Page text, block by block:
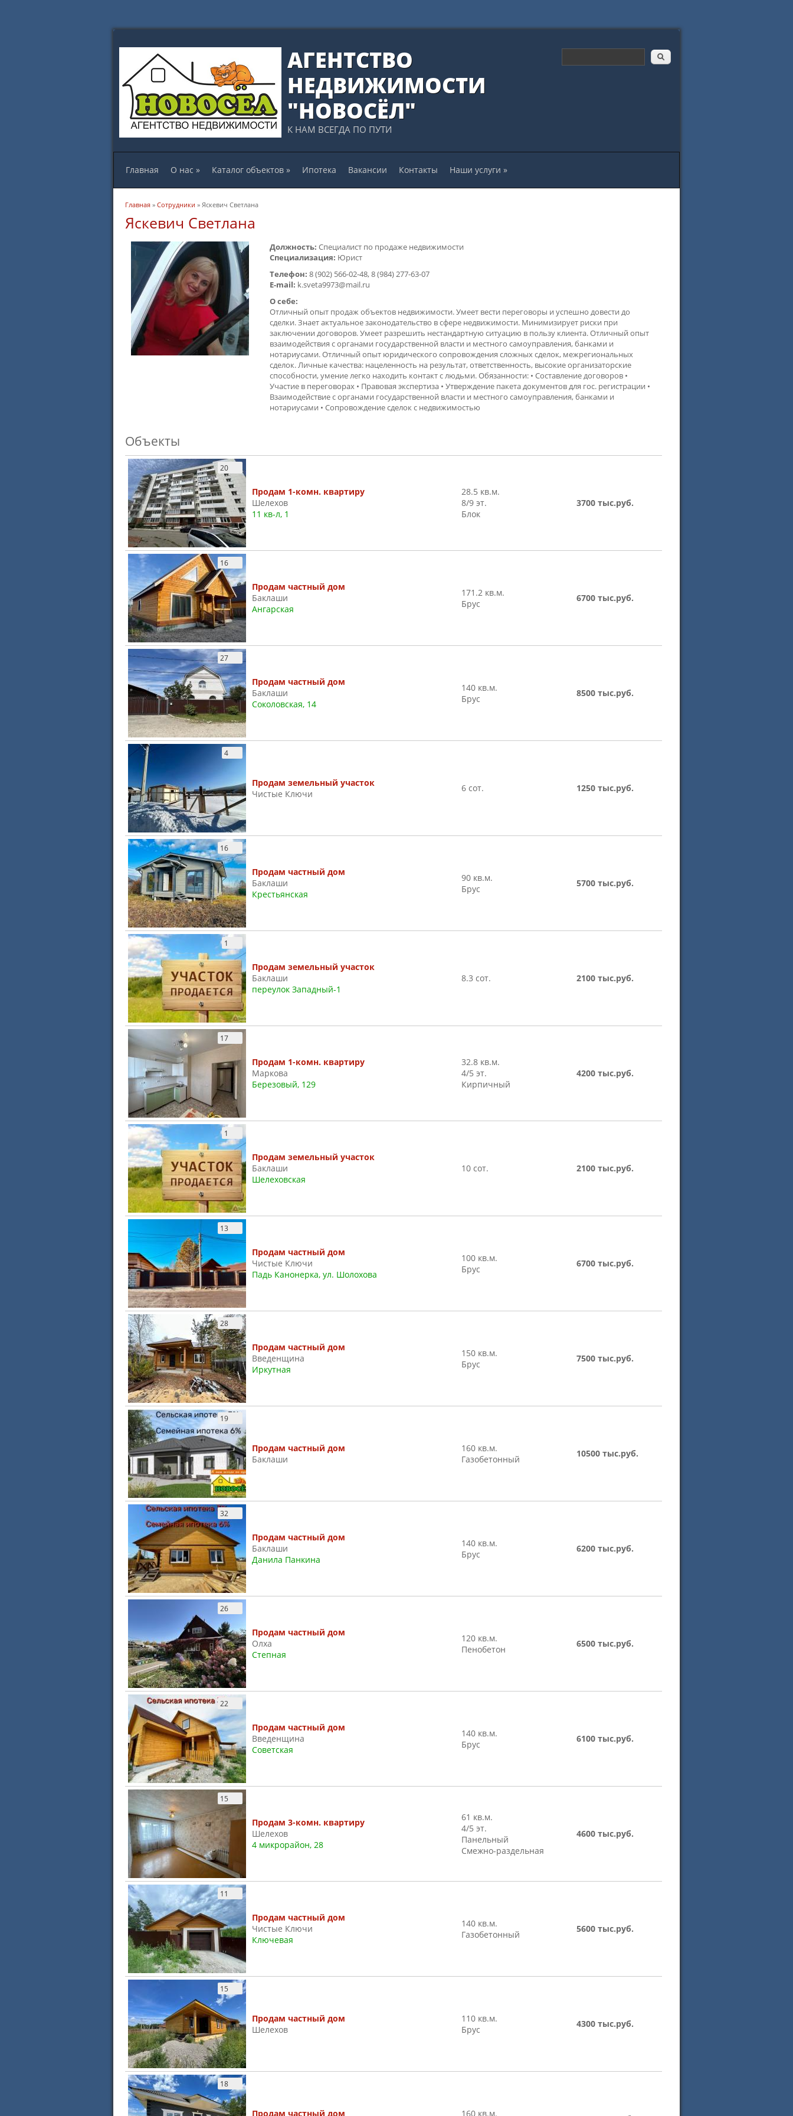
АГЕНТСТВО
НЕДВИЖИМОСТИ
"НОВОСЁЛ"
К НАМ ВСЕГДА ПО ПУТИ
Главная О нас » Каталог объектов » Ипотека Вакансии Контакты Наши услуги »
Вы здесь
Главная » Сотрудники » Яскевич Светлана
Яскевич Светлана
Должность: Специалист по продаже недвижимости
Специализация: Юрист
Телефон: 8 (902) 566-02-48, 8 (984) 277-63-07
E-mail: k.sveta9973@mail.ru
О себе:
Отличный опыт продаж объектов недвижимости. Умеет вести переговоры и успешно довести до
сделки. Знает актуальное законодательство в сфере недвижимости. Минимизирует риски при
заключении договоров. Умеет разрешить нестандартную ситуацию в пользу клиента. Отличный опыт
взаимодействия с органами государственной власти и местного самоуправления, банками и
нотариусами. Отличный опыт юридического сопровождения сложных сделок, межрегиональных
сделок. Личные качества: нацеленность на результат, ответственность, высокие организаторские
способности, умение легко находить контакт c людьми. Обязанности: • Составление договоров •
Участие в переговорах • Правовая экспертиза • Утверждение пакета документов для гос. регистрации •
Взаимодействие с органами государственной власти и местного самоуправления, банками и
нотариусами • Сопровождение сделок с недвижимостью
Объекты
20
Продам 1-комн. квартиру
Шелехов
11 кв-л, 1
28.5 кв.м.
8/9 эт.
Блок
3700 тыс.руб.
16
Продам частный дом
Баклаши
Ангарская
171.2 кв.м.
Брус
6700 тыс.руб.
27
Продам частный дом
Баклаши
Соколовская, 14
140 кв.м.
Брус
8500 тыс.руб.
4
Продам земельный участок
Чистые Ключи
6 сот. 1250 тыс.руб.
16
Продам частный дом
Баклаши
Крестьянская
90 кв.м.
Брус
5700 тыс.руб.
1
Продам земельный участок
Баклаши
переулок Западный-1
8.3 сот. 2100 тыс.руб.
17
Продам 1-комн. квартиру
Маркова
Березовый, 129
32.8 кв.м.
4/5 эт.
Кирпичный
4200 тыс.руб.
1
Продам земельный участок
Баклаши
Шелеховская
10 сот. 2100 тыс.руб.
13
Продам частный дом
Чистые Ключи
Падь Канонерка, ул. Шолохова
100 кв.м.
Брус
6700 тыс.руб.
28
Продам частный дом
Введенщина
Иркутная
150 кв.м.
Брус
7500 тыс.руб.
19
Продам частный дом
Баклаши
160 кв.м.
Газобетонный
10500 тыс.руб.
32
Продам частный дом
Баклаши
Данила Панкина
140 кв.м.
Брус
6200 тыс.руб.
26
Продам частный дом
Олха
Степная
120 кв.м.
Пенобетон
6500 тыс.руб.
22
Продам частный дом
Введенщина
Советская
140 кв.м.
Брус
6100 тыс.руб.
15
Продам 3-комн. квартиру
Шелехов
4 микрорайон, 28
61 кв.м.
4/5 эт.
Панельный
Смежно-раздельная
4600 тыс.руб.
11
Продам частный дом
Чистые Ключи
Ключевая
140 кв.м.
Газобетонный
5600 тыс.руб.
15
Продам частный дом
Шелехов
110 кв.м.
Брус
4300 тыс.руб.
18
Продам частный дом 160 кв.м.